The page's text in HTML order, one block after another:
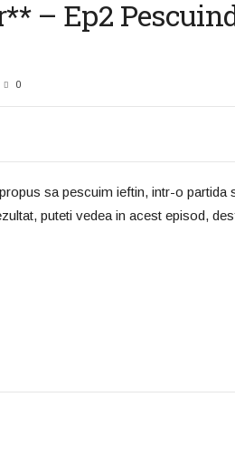
– Ep2
0
sa pescuim ieftin, intr-o partida
puteti vedea in acest episod,